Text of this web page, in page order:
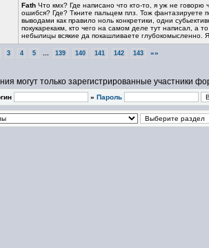
Fath Что кмх? Где написано что кто-то, я уж не
ошибся? Где? Ткните пальцем плз. Тож фантазируете
выводами как правило ноль конкретики, одни
покукарекакм, кто чего на самом деле тут написал, а
небылицы всякие да покашливаете глубокомысленно.
3 4 5 139 140 141 142 143 »»
могут только зарегистрированные участники
» Пароль